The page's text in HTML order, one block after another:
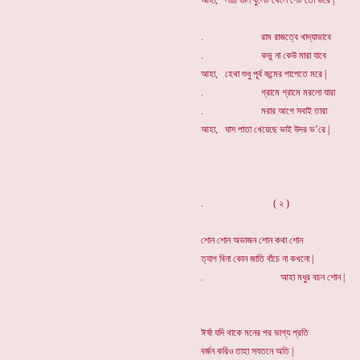
. রাম রাজত্বে খাদ্যাভাবে
. কভু না কেউ মারা যাবে
আহা, হেথা শুধু পূর্ব জন্মের পাপেতে মরে |
. গ্রামে গ্রামে মরলো যারা
. মরার আগে সবাই তারা
আহা, ঘাস পাতা খেয়েছে ভাই উদর ভ’রে |
. ( ২ )
শোন শোন অভাজন শোন কথা শোন
ত্যাগ বিনা কোন জাতি বাঁচে না কখনো |
. আহা মধুর বচন শোন |
ঈর্ষা যদি থাকে মনের পর ভাগ্য প্রতি
বর্জন করিও তাহা সযতনে অতি |